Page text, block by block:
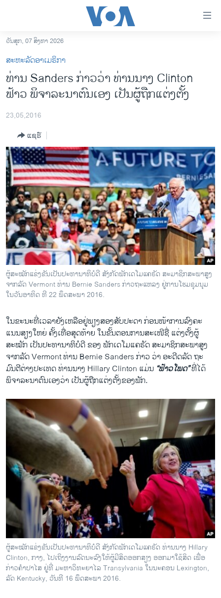
ເຂົ້າ
ຫາ
ຂ້າມ
ຂ້າມ
ຂ້າມ
ຫາ
ລາວ
ອາເມຣິກາ
ການເລືອກຕັ້ງ ປະທານາທີບໍດີ ສະຫະລັດ 2024
ຂ່າວ​ຈີນ
ໂລກ
ເອເຊຍ
ອິດສະຫຼະພາບດ້ານການຂ່າວ
ຊີວິດຊາວລາວ
ຊຸມຊົນຊາວລາວ
ວິທະຍາສາດ-ເທັກໂນໂລຈີ
ທຸລະກິດ
ພາສາອັງກິດ
ວີດີໂອ
ສຽງ
ລາຍການກະຈາຍສຽງ
ລາຍງານ
ຕິດຕາມພວກເຮົາ ທີ່
ພາສາຕ່າງໆ
ວັນສຸກ, 07 ສິງຫາ 2026
ສະຫະລັດອາເມຣິກາ
ທ່ານ Sanders ກ່າວວ່າ ທ່ານນາງ Clinton
ຟ້າວ ພິຈາລະນາຕົນເອງ ເປັນ​ຜູ້ຖືກ​ແຕ່ງຕັ້ງ
23,05,2016
ແຊຣ໌
ຜູ້ສະໝັກແຂ່ງຂັນເປັນປະທານາທິບໍດີ ສັງກັດພັກເດໂມແຄຣັດ ສະມາຊິກສະພາສູງ
ຈາກລັດ Vermont ທ່ານ Bernie Sanders ກ່າວຖະແຫລງ ຢູ່ການໂຮມຊຸມນຸມ
ໃນວັນອາທິດ ທີ 22 ພຶດສະພາ 2016.
ໃນ​ຂະນະ​ທີ່​ເວລາ​ຍັງ​ເຫລືອຢູ່ພຽງສອງສັບປະດາ ກ່ອນໜ້າການລົງຄະ
ແນນສຽງໃຫຍ່ ຄັ້ງເທື່ອ​ສຸດ​ທ້າຍ ໃນຂັ້ນຕອນການສະເໜີຊື່ ແຕ່ງຕັ້ງຜູ້
ສະໝັກ ເປັນປະທານາທິບໍດີ ຂອງ ພັກເດໂມແຄຣັດ ສະມາຊິກສະພາສູງ
ຈາກລັດ Vermont ທ່ານ Bernie Sanders ກ່າວ ວ່າ ອະດີດລັດ ຖະ
ມົນຕີຕ່າງປະເທດ ທ່ານນາງ Hillary Clinton ແມ່ນ “​ຟ້າວໂພດ”ທີ່​ໄດ້
ພິຈາລະນາຕົນເອງວ່າ ​ເປັນ​ຜູ້ຖືກ​ແຕ່ງຕັ້ງຂອງພັກ.
ຜູ້ສະໝັກແຂ່ງຂັນເປັນປະທານາທິບໍດີ ສັງກັດພັກເດໂມແຄຣັດ ທ່ານນາງ Hillary
Clinton, ກາງ, ໄປເຖິງງານລົດນະລົງໃຫ້ຜູ້ມີສິດອອກສຽງ ອອກມາໃຊ້ສິດ ເພື່ອ
ກ່າວຄຳປາໄສ ຢູ່ທີ່ ມະຫາວິທະຍາໄລ Transylvania ໃນນະຄອນ Lexington,
ລັດ Kentucky, ວັນທີ 16 ພຶດສະພາ 2016.